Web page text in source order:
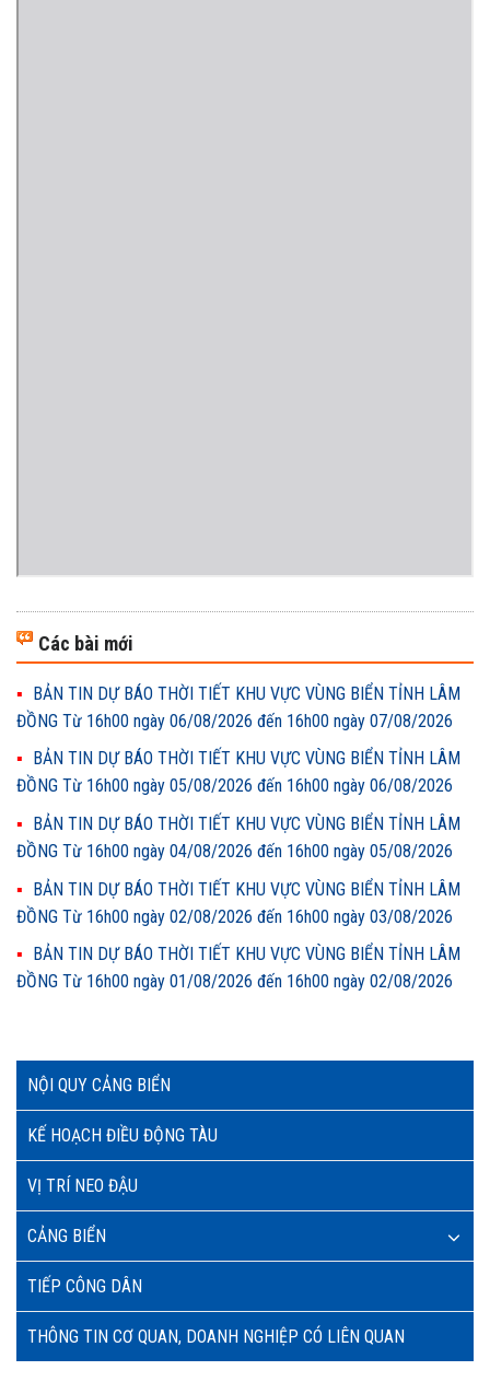
NỘI QUY CẢNG BIỂN
KẾ HOẠCH ĐIỀU ĐỘNG TÀU
VỊ TRÍ NEO ĐẬU
CẢNG BIỂN
TIẾP CÔNG DÂN
THÔNG TIN CƠ QUAN, DOANH NGHIỆP CÓ LIÊN QUAN
Các bài mới
BẢN TIN DỰ BÁO THỜI TIẾT KHU VỰC VÙNG BIỂN TỈNH LÂM
ĐỒNG Từ 16h00 ngày 06/08/2026 đến 16h00 ngày 07/08/2026
BẢN TIN DỰ BÁO THỜI TIẾT KHU VỰC VÙNG BIỂN TỈNH LÂM
ĐỒNG Từ 16h00 ngày 05/08/2026 đến 16h00 ngày 06/08/2026
BẢN TIN DỰ BÁO THỜI TIẾT KHU VỰC VÙNG BIỂN TỈNH LÂM
ĐỒNG Từ 16h00 ngày 04/08/2026 đến 16h00 ngày 05/08/2026
BẢN TIN DỰ BÁO THỜI TIẾT KHU VỰC VÙNG BIỂN TỈNH LÂM
ĐỒNG Từ 16h00 ngày 02/08/2026 đến 16h00 ngày 03/08/2026
BẢN TIN DỰ BÁO THỜI TIẾT KHU VỰC VÙNG BIỂN TỈNH LÂM
ĐỒNG Từ 16h00 ngày 01/08/2026 đến 16h00 ngày 02/08/2026